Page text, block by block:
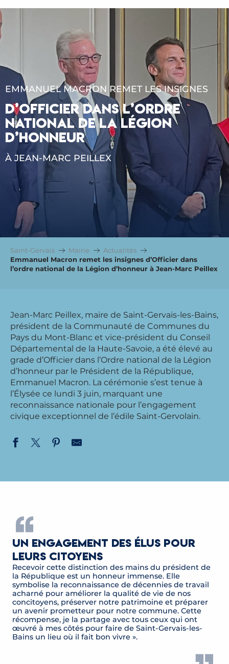
EMMANUEL MACRON REMET LES INSIGNES
D’OFFICIER DANS L’ORDRE
NATIONAL DE LA LÉGION
D’HONNEUR
À JEAN-MARC PEILLEX
Saint-Gervais Mairie
Actualités
Emmanuel Macron remet les insignes d’Officier dans
l’ordre national de la Légion d’honneur à Jean-Marc Peillex
Jean-Marc Peillex, maire de Saint-Gervais-les-Bains,
président de la Communauté de Communes du
Pays du Mont-Blanc et vice-président du Conseil
Départemental de la Haute-Savoie, a été élevé au
grade d’Officier dans l’Ordre national de la Légion
d’honneur par le Président de la République,
Emmanuel Macron. La cérémonie s’est tenue à
l’Élysée ce lundi 3 juin, marquant une
reconnaissance nationale pour l’engagement
civique exceptionnel de l’édile Saint-Gervolain.
Un engagement des élus pour
leurs citoyens
Recevoir cette distinction des mains du président de
la République est un honneur immense. Elle
symbolise la reconnaissance de décennies de travail
acharné pour améliorer la qualité de vie de nos
concitoyens, préserver notre patrimoine et préparer
un avenir prometteur pour notre commune. Cette
récompense, je la partage avec tous ceux qui ont
œuvré à mes côtés pour faire de Saint-Gervais-les-
Bains un lieu où il fait bon vivre ».